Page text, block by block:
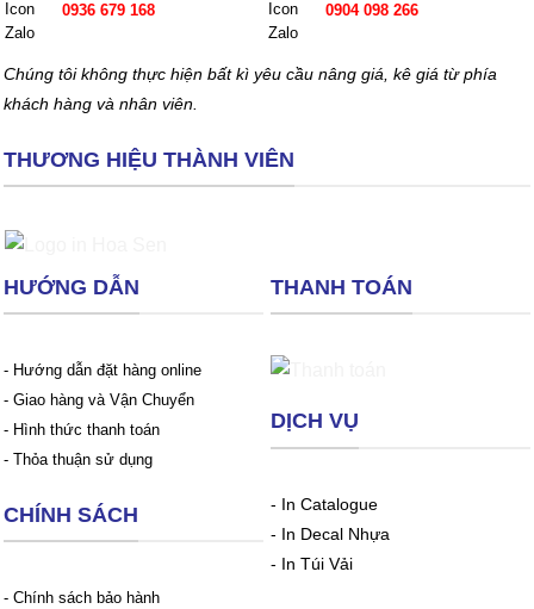
0936 679 168
0904 098 266
Chúng tôi không thực hiện bất kì yêu cầu nâng giá, kê giá từ phía
khách hàng và nhân viên.
THƯƠNG HIỆU THÀNH VIÊN
HƯỚNG DẪN
- Hướng dẫn đặt hàng online
- Giao hàng và Vận Chuyển
- Hình thức thanh toán
- Thỏa thuận sử dụng
CHÍNH SÁCH
- Chính sách bảo hành
THANH TOÁN
DỊCH VỤ
-
In Catalogue
-
In Decal Nhựa
-
In Túi Vải